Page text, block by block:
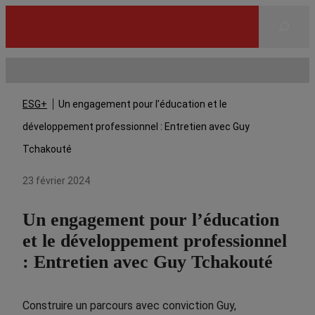
ESG+
Un engagement pour l’éducation et le
développement professionnel : Entretien avec Guy
Tchakouté
23 février 2024
Un engagement pour l’éducation
et le développement professionnel
: Entretien avec Guy Tchakouté
Construire un parcours avec conviction Guy,